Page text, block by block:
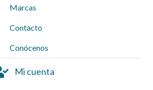
Marcas
Contacto
Conócenos
Mi cuenta